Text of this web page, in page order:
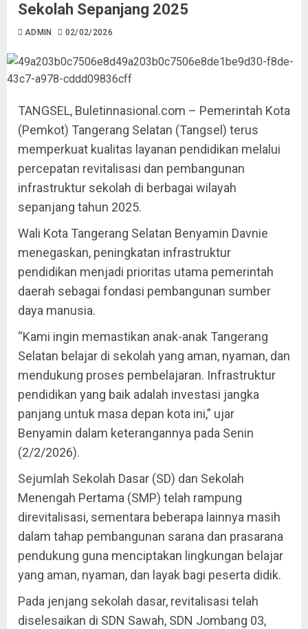
Sekolah Sepanjang 2025
ADMIN 02/02/2026
TANGSEL, Buletinnasional.com – Pemerintah Kota
(Pemkot) Tangerang Selatan (Tangsel) terus
memperkuat kualitas layanan pendidikan melalui
percepatan revitalisasi dan pembangunan
infrastruktur sekolah di berbagai wilayah
sepanjang tahun 2025.
Wali Kota Tangerang Selatan Benyamin Davnie
menegaskan, peningkatan infrastruktur
pendidikan menjadi prioritas utama pemerintah
daerah sebagai fondasi pembangunan sumber
daya manusia.
“Kami ingin memastikan anak-anak Tangerang
Selatan belajar di sekolah yang aman, nyaman, dan
mendukung proses pembelajaran. Infrastruktur
pendidikan yang baik adalah investasi jangka
panjang untuk masa depan kota ini,” ujar
Benyamin dalam keterangannya pada Senin
(2/2/2026).
Sejumlah Sekolah Dasar (SD) dan Sekolah
Menengah Pertama (SMP) telah rampung
direvitalisasi, sementara beberapa lainnya masih
dalam tahap pembangunan sarana dan prasarana
pendukung guna menciptakan lingkungan belajar
yang aman, nyaman, dan layak bagi peserta didik.
Pada jenjang sekolah dasar, revitalisasi telah
diselesaikan di SDN Sawah, SDN Jombang 03,